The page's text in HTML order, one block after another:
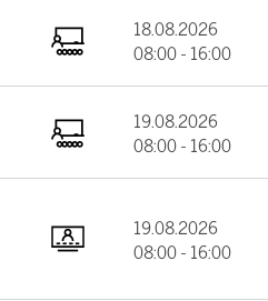
18.08.2026
08:00 - 16:00
19.08.2026
08:00 - 16:00
19.08.2026
08:00 - 16:00